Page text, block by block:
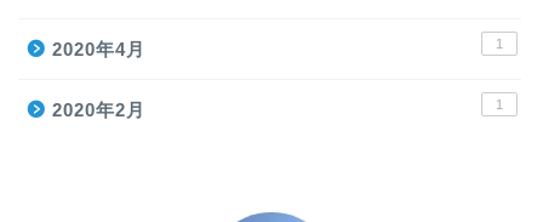
2020年4月 1
2020年2月 1